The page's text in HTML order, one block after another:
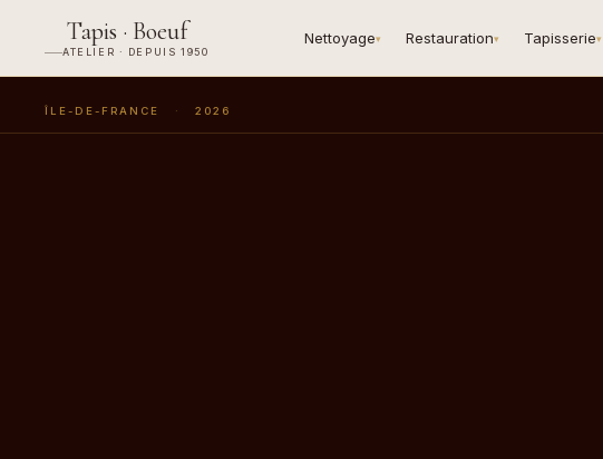
Tapis · Boeuf
ATELIER · DEPUIS 1950
Nettoyage▾ Restauration▾ Tapisserie▾
ÎLE-DE-FRANCE · 2026